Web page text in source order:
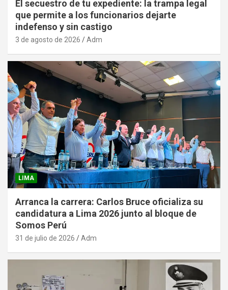
El secuestro de tu expediente: la trampa legal
que permite a los funcionarios dejarte
indefenso y sin castigo
3 de agosto de 2026 Adm
LIMA
Arranca la carrera: Carlos Bruce oficializa su
candidatura a Lima 2026 junto al bloque de
Somos Perú
31 de julio de 2026 Adm